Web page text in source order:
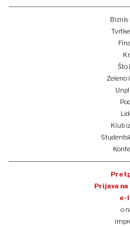
Biznis
Što
Zeleno
Klub
Prijava
e-
o